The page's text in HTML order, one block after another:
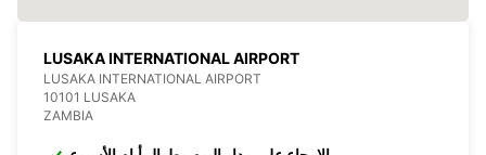
LUSAKA INTERNATIONAL AIRPORT
LUSAKA INTERNATIONAL AIRPORT
10101 LUSAKA
ZAMBIA